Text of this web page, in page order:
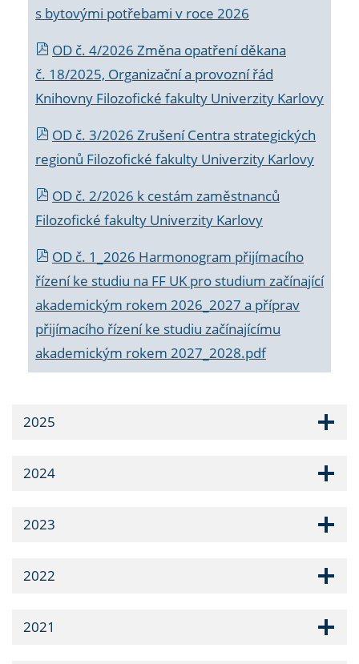
s bytovými potřebami v roce 2026
OD č. 4/2026 Změna opatření děkana
č. 18/2025, Organizační a provozní řád
Knihovny Filozofické fakulty Univerzity Karlovy
OD č. 3/2026 Zrušení Centra strategických
regionů Filozofické fakulty Univerzity Karlovy
OD č. 2/2026 k cestám zaměstnanců
Filozofické fakulty Univerzity Karlovy
OD č. 1_2026 Harmonogram přijímacího
řízení ke studiu na FF UK pro studium začínající
akademickým rokem 2026_2027 a příprav
přijímacího řízení ke studiu začínajícímu
akademickým rokem 2027_2028.pdf
2025
2024
2023
2022
2021